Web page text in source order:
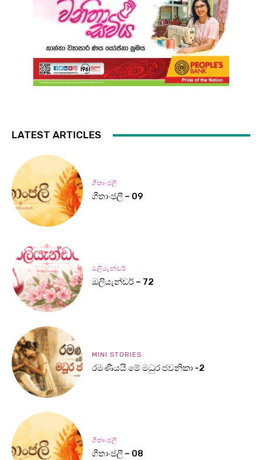
LATEST ARTICLES
ගීතාංජලී
ගීතාංජලී – 09
ඔලියැන්ඩර්
ඔලියැන්ඩර් – 72
MINI STORIES
රමණීයයි මේ මධුර ජවනිකා -2
ගීතාංජලී
ගීතාංජලී – 08